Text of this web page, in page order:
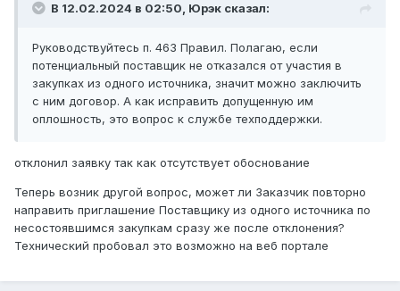
В 12.02.2024 в 02:50, Юрэк сказал:
Руководствуйтесь п. 463 Правил. Полагаю, если
потенциальный поставщик не отказался от участия в
закупках из одного источника, значит можно заключить
с ним договор. А как исправить допущенную им
оплошность, это вопрос к службе техподдержки.
отклонил заявку так как отсутствует обоснование
Теперь возник другой вопрос, может ли Заказчик повторно
направить приглашение Поставщику из одного источника по
несостоявшимся закупкам сразу же после отклонения?
Технический пробовал это возможно на веб портале